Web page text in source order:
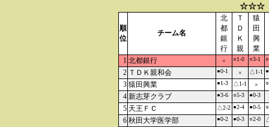
☆☆☆
順
位
チーム名
北
都
銀
行
Ｔ
Ｄ
Ｋ
親
猿
田
興
業
1 北都銀行 × ○1-0 ○3-1
2 ＴＤＫ親和会 ●0-1 × △1-1
3 猿田興業 ●1-3 △1-1 ×
4 新志芽クラブ ●3-6 ○5-3 ●0-3
5 天王ＦＣ △2-2 ●2-4 ●0-5
6 秋田大学医学部 ●0-2 ●0-3 ○2-0